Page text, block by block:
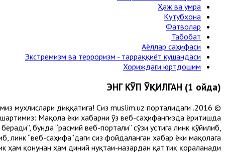
Ҳаж ва умра
Кутубхона
Фатволар
Табобат
Аёллар саҳифаси
Экстремизм ва терроризм - тарраққиёт кушандаси
Хориждаги юртдошим
ЭНГ КЎП ЎҚИЛГАН (1 ойда)
мухлислари диққатига! Сиз muslim.uz порталидаги
Мақола ёки хабарни ўз веб-саҳифангизда ёритишда
бунда “расмий веб-портали” сўзи устига линк қўйилиб,
линк “веб-саҳифа”даги сиз фойдаланган хабар ёки мақолага
ҳам қонунан ҳам диний нуқтаи-назардан қаттиқ қораланади.